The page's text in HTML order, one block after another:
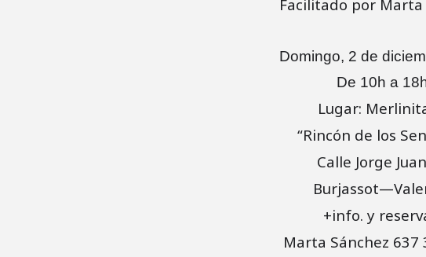
Facilitado por Marta
Domingo, 2 de
De 10h a
Lugar:
“Rincón de los
Calle Jorge
+info. y
Marta Sánchez 637